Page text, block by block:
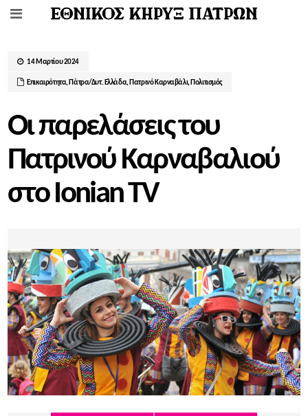
14 Μαρτίου 2024
Επικαιρότητα, Πάτρα/Δυτ. Ελλάδα, Πατρινό Καρναβάλι, Πολιτισμός
Οι παρελάσεις του
Πατρινού Καρναβαλιού
στο Ionian TV